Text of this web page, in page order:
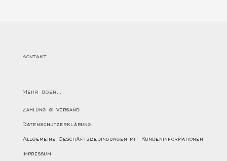
Kontakt
Mehr über...
Zahlung & Versand
Datenschutzerklärung
Allgemeine Geschäftsbedingungen mit Kundeninformationen
Impressum